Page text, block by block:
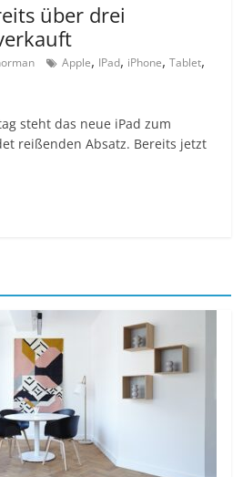
über drei
Apple, IPad, iPhone,Tablet,
steht das neue iPad zum
reißenden Absatz. Bereits jetzt